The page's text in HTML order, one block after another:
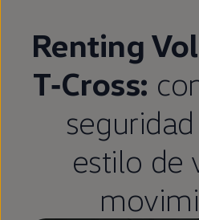
Renting
T‑Cross:
estilo de